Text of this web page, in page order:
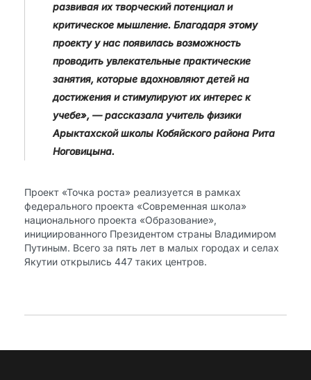
развивая их творческий потенциал и
критическое мышление. Благодаря этому
проекту у нас появилась возможность
проводить увлекательные практические
занятия, которые вдохновляют детей на
достижения и стимулируют их интерес к
учебе», — рассказала учитель физики
Арыктахской школы Кобяйского района Рита
Ноговицына.
Проект «Точка роста» реализуется в рамках
федерального проекта «Современная школа»
национального проекта «Образование»,
инициированного Президентом страны Владимиром
Путиным. Всего за пять лет в малых городах и селах
Якутии открылись 447 таких центров.